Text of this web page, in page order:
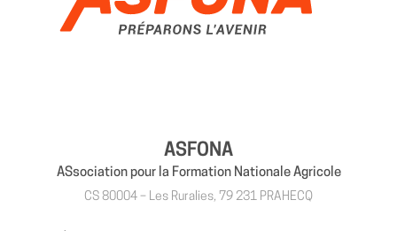
ASFONA
ASsociation pour la Formation Nationale Agricole
CS 80004 – Les Ruralies, 79 231 PRAHECQ